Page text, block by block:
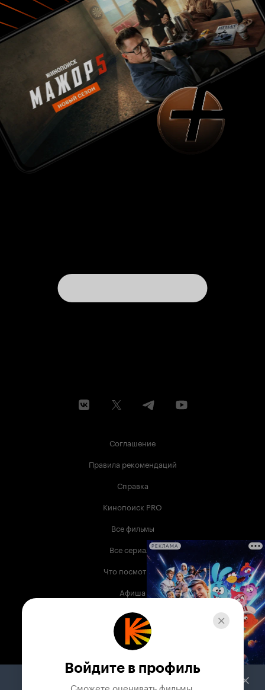
Соглашение
Правила рекомендаций
Справка
Кинопоиск PRO
Все фильмы
Все сериалы
Что посмотреть
Афиша
Музыка
Телепрограмма
Служба поддержки
РЕКЛАМА
Войдите в профиль
Сможете оценивать фильмы,